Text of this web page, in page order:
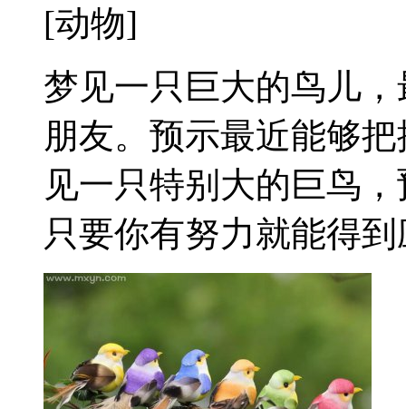
[动物]
梦见一只巨大的鸟儿
朋友。预示最近能够
见一只特别大的巨鸟
只要你有努力就能得